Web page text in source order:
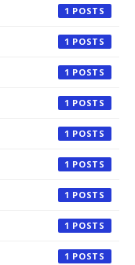
1
1
1
1
1
1
1
1
1